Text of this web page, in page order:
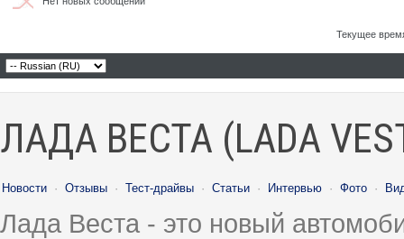
Текущее
ЛАДА ВЕСТА (LADA
Новости · Отзывы · Тест-драйвы · Статьи · Интервью · Фото ·
Лада Веста - это новый